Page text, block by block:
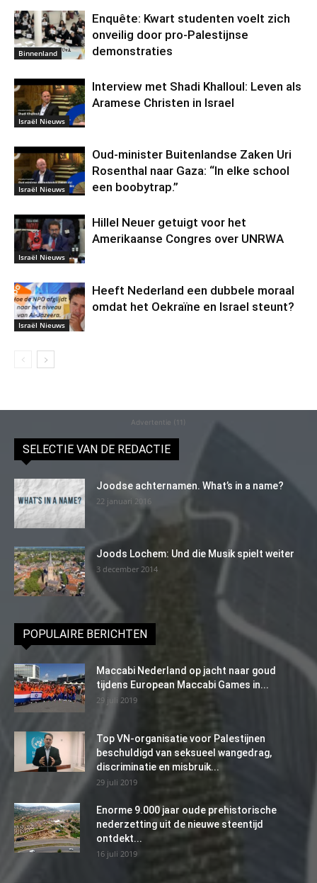
Binnenland
Enquête: Kwart studenten voelt zich
onveilig door pro-Palestijnse
demonstraties
Israël Nieuws
Interview met Shadi Khalloul: Leven als
Aramese Christen in Israel
Israël Nieuws
Oud-minister Buitenlandse Zaken Uri
Rosenthal naar Gaza: “In elke school
een boobytrap.”
Israël Nieuws
Hillel Neuer getuigt voor het
Amerikaanse Congres over UNRWA
Israël Nieuws
Heeft Nederland een dubbele moraal
omdat het Oekraïne en Israel steunt?
Advertentie (11)
SELECTIE VAN DE REDACTIE
Joodse achternamen. What’s in a name?
22 januari 2016
Joods Lochem: Und die Musik spielt weiter
3 december 2014
POPULAIRE BERICHTEN
Maccabi Nederland op jacht naar goud
tijdens European Maccabi Games in...
29 juli 2019
Top VN-organisatie voor Palestijnen
beschuldigd van seksueel wangedrag,
discriminatie en misbruik...
29 juli 2019
Enorme 9.000 jaar oude prehistorische
nederzetting uit de nieuwe steentijd
ontdekt...
16 juli 2019